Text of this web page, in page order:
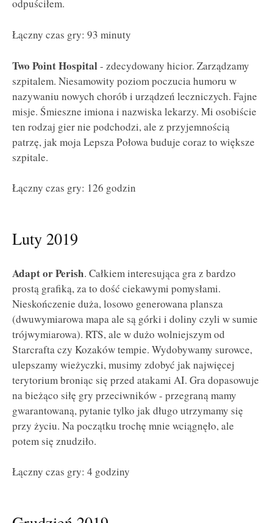
odpuściłem.
Łączny czas gry: 93 minuty
Two Point Hospital- zdecydowany hicior. Zarządzamy
szpitalem. Niesamowity poziom poczucia humoru w
nazywaniu nowych chorób i urządzeń leczniczych. Fajne
misje. Śmieszne imiona i nazwiska lekarzy. Mi osobiście
ten rodzaj gier nie podchodzi, ale z przyjemnością
patrzę, jak moja Lepsza Połowa buduje coraz to większe
szpitale.
Łączny czas gry: 126 godzin
Luty 2019
Adapt or Perish. Całkiem interesująca gra z bardzo
prostą grafiką, za to dość ciekawymi pomysłami.
Nieskończenie duża, losowo generowana plansza
(dwuwymiarowa mapa ale są górki i doliny czyli w sumie
trójwymiarowa). RTS, ale w dużo wolniejszym od
Starcrafta czy Kozaków tempie. Wydobywamy surowce,
ulepszamy wieżyczki, musimy zdobyć jak najwięcej
terytorium broniąc się przed atakami AI. Gra dopasowuje
na bieżąco siłę gry przeciwników - przegraną mamy
gwarantowaną, pytanie tylko jak długo utrzymamy się
przy życiu. Na początku trochę mnie wciągnęło, ale
potem się znudziło.
Łączny czas gry: 4 godziny